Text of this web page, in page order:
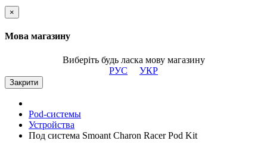
×
Мова магазину
Виберіть будь ласка мову магазину
РУС
УКР
Закрити
Pod-системы
Устройства
Под система Smoant Charon Racer Pod Kit